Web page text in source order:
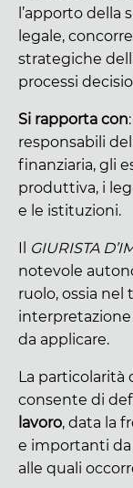
l’apporto della
legale,
strategiche
processi
Si rapporta con
responsabili
finanziaria, gli
produttiva, i
e le istituzioni.
Il GIURISTA
notevole
ruolo, ossia
da applicare.
La particolarità
consente di
lavoro, data la
e importanti
alle quali